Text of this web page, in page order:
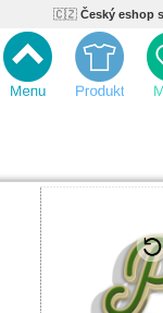
🇨🇿 Český eshop
Ekologický a
💡Inovativní
🇨🇿Český eshop